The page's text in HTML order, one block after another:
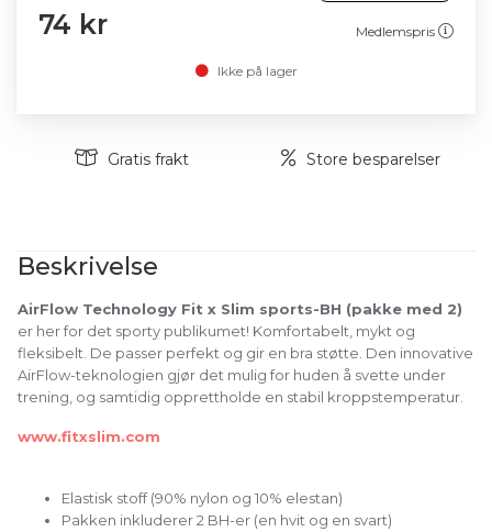
74 kr Medlemspris
Ikke på lager
Gratis frakt Store besparelser
Beskrivelse
AirFlow Technology Fit x Slim sports-BH (pakke med 2)
er her for det sporty publikumet! Komfortabelt, mykt og
fleksibelt. De passer perfekt og gir en bra støtte. Den innovative
AirFlow-teknologien gjør det mulig for huden å svette under
trening, og samtidig opprettholde en stabil kroppstemperatur.
www.fitxslim.com
Elastisk stoff (90% nylon og 10% elestan)
Pakken inkluderer 2 BH-er (en hvit og en svart)